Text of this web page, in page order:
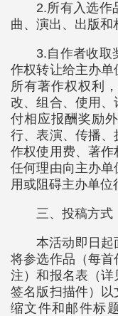
2.所有入选作
曲、演出、出版和
3.自作者收取
作权转让给主办
所有著作权权利
改、组合、使用
付相应报酬奖励
行、表演、传播
作权使用费、著
任何理由向主办
用或阻碍主办单位
三、投稿方式
本活动即日起
将参选作品（每
注）和报名表（
签名版扫描件）
缩文件和邮件标